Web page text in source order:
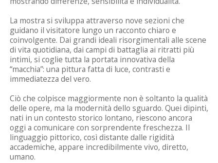
La mostra si sviluppa attraverso nove sezioni che
guidano il visitatore lungo un racconto chiaro e
coinvolgente. Dai grandi ideali risorgimentali alle scene
di vita quotidiana, dai campi di battaglia ai ritratti più
intimi, si coglie tutta la portata innovativa della
“macchia”: una pittura fatta di luce, contrasti e
immediatezza del vero.
Ciò che colpisce maggiormente non è soltanto la qualità
delle opere, ma la modernità dello sguardo. Quei dipinti,
nati in un contesto storico lontano, riescono ancora
oggi a comunicare con sorprendente freschezza. Il
linguaggio pittorico, così distante dalle rigidità
accademiche, appare incredibilmente vivo, diretto,
umano.